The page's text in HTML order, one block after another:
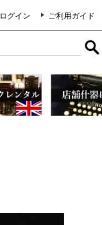
ログイン ご利用ガイド